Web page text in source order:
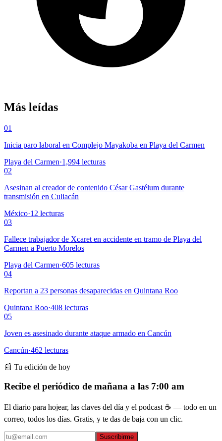
Más leídas
01
Inicia paro laboral en Complejo Mayakoba en Playa del Carmen
Playa del Carmen·1,994 lecturas
02
Asesinan al creador de contenido César Gastélum durante
transmisión en Culiacán
México·12 lecturas
03
Fallece trabajador de Xcaret en accidente en tramo de Playa del
Carmen a Puerto Morelos
Playa del Carmen·605 lecturas
04
Reportan a 23 personas desaparecidas en Quintana Roo
Quintana Roo·408 lecturas
05
Joven es asesinado durante ataque armado en Cancún
Cancún·462 lecturas
📰 Tu edición de hoy
Recibe el periódico de mañana a las 7:00 am
El diario para hojear, las claves del día y el podcast ☕ — todo en un
correo, todos los días. Gratis, y te das de baja con un clic.
Suscribirme